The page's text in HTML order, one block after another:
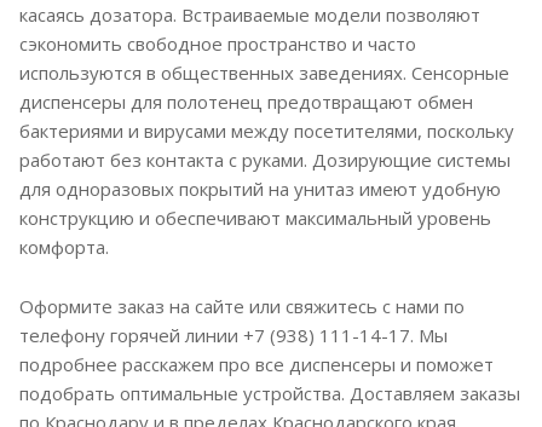
касаясь дозатора. Встраиваемые модели позволяют
сэкономить свободное пространство и часто
используются в общественных заведениях. Сенсорные
диспенсеры для полотенец предотвращают обмен
бактериями и вирусами между посетителями, поскольку
работают без контакта с руками. Дозирующие системы
для одноразовых покрытий на унитаз имеют удобную
конструкцию и обеспечивают максимальный уровень
комфорта.
Оформите заказ на сайте или свяжитесь с нами по
телефону горячей линии +7 (938) 111-14-17. Мы
подробнее расскажем про все диспенсеры и поможет
подобрать оптимальные устройства. Доставляем заказы
по Краснодару и в пределах Краснодарского края.